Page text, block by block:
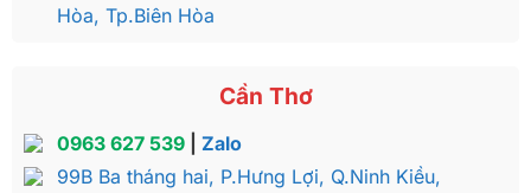
Hòa, Tp.Biên Hòa
Cần Thơ
0963 627 539| Zalo
99B Ba tháng hai, P.Hưng Lợi, Q.Ninh Kiều,